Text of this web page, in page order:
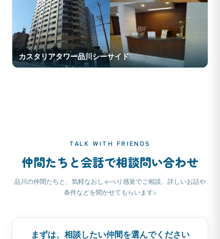
カスタリアタワー品川シーサイド
TALK WITH FRIENDS
仲間たちと会話で相談問い合わせ
品川の仲間たちと、気軽なおしゃべり感覚でご相談、詳しいお話や
条件などを聞かせてもらいます♪
まずは、相談したい仲間を選んでください